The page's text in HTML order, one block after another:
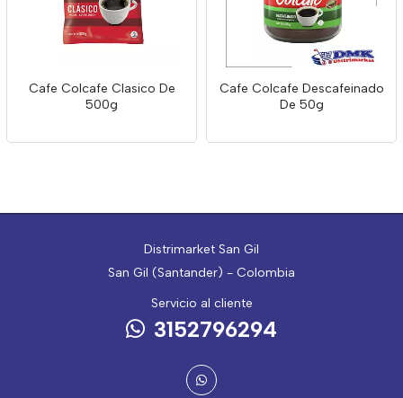
Cafe Colcafe Clasico De
500g
Cafe Colcafe Descafeinado
De 50g
Distrimarket San Gil
San Gil (Santander) - Colombia
Servicio al cliente
3152796294